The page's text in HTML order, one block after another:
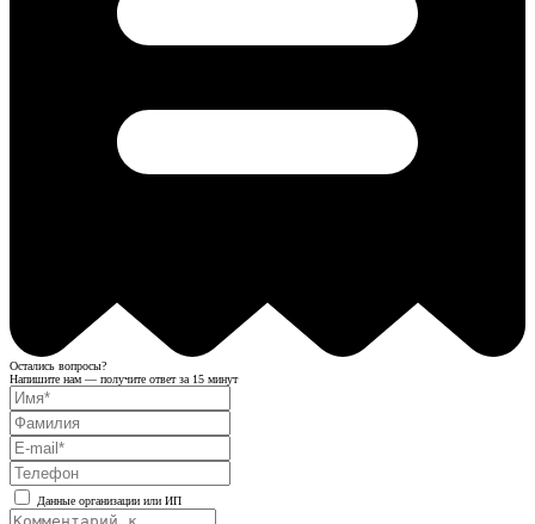
Остались вопросы?
Напишите нам — получите ответ за 15 минут
Данные организации или ИП